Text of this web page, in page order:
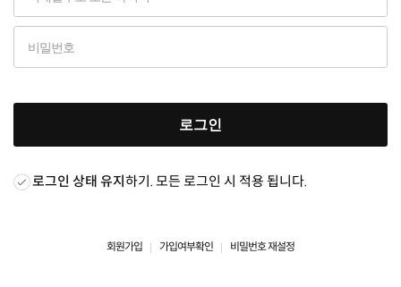
로그인
로그인 상태 유지하기. 모든 로그인 시 적용 됩니다.
회원가입 가입여부확인 비밀번호 재설정